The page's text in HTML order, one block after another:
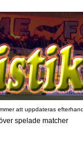
att uppdateras
spelade matcher